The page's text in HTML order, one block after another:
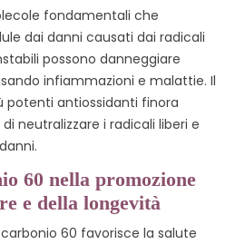
fondamentali che
dai danni causati dai radicali
possono danneggiare
infiammazioni e malattie. Il
potenti antiossidanti finora
neutralizzare i radicali liberi e
60 nella promozione
e della longevità
60 favorisce la salute